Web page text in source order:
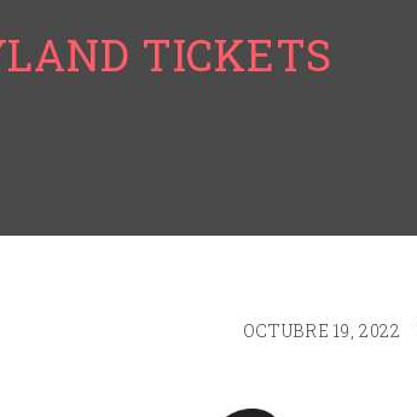
TICKETS
OCTUBRE 19, 2022